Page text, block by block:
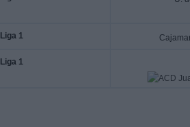
Liga 1
Liga 1